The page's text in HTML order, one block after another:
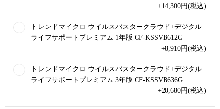
+14,300円(税込)
トレンドマイクロ ウイルスバスタークラウド+デジタル
ライフサポートプレミアム 1年版 CF-KSSVB612G
+8,910円(税込)
トレンドマイクロ ウイルスバスタークラウド+デジタル
ライフサポートプレミアム 3年版 CF-KSSVB636G
+20,680円(税込)